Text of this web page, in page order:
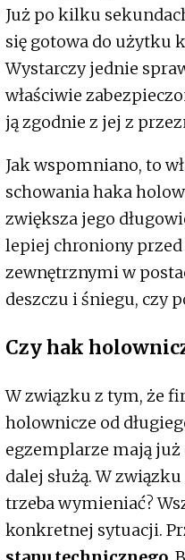
Już po kilku
się gotowa do użytku
Wystarczy jednie
właściwie
ją zgodnie z jej z
Jak wspomniano, to
schowania haka
zwiększa jego
lepiej chroniony
zewnętrznymi w
deszczu i śniegu, czy
Czy hak
W związku z tym, że
holownicze od
egzemplarze mają
dalej służą. W
trzeba wymieniać?
konkretnej sytuacji.